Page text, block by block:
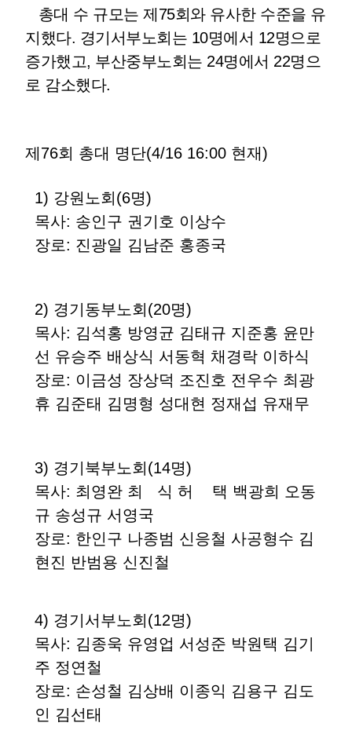
총대 수 규모는 제75회와 유사한 수준을 유
지했다. 경기서부노회는 10명에서 12명으로
증가했고, 부산중부노회는 24명에서 22명으
로 감소했다.
제76회 총대 명단(4/16 16:00 현재)
1) 강원노회 (6명)
목사: 송인구 권기호 이상수
장로: 진광일 김남준 홍종국
2) 경기동부노회 (20명)
목사: 김석홍 방영균 김태규 지준홍 윤만
선 유승주 배상식 서동혁 채경락 이하식
장로: 이금성 장상덕 조진호 전우수 최광
휴 김준태 김명형 성대현 정재섭 유재무
3) 경기북부노회 (14명)
목사: 최영완 최 식 허 택 백광희 오동
규 송성규 서영국
장로: 한인구 나종범 신응철 사공형수 김
현진 반범용 신진철
4) 경기서부노회 (12명)
목사: 김종욱 유영업 서성준 박원택 김기
주 정연철
장로: 손성철 김상배 이종익 김용구 김도
인 김선태